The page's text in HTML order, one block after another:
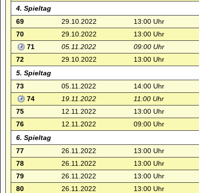
4. Spieltag
69
29.10.2022 13:00 Uhr
70
29.10.2022 13:00 Uhr
71
05.11.2022 09:00 Uhr
72
29.10.2022 13:00 Uhr
5. Spieltag
73
05.11.2022 14:00 Uhr
74
19.11.2022 11:00 Uhr
75
12.11.2022 13:00 Uhr
76
12.11.2022 09:00 Uhr
6. Spieltag
77
26.11.2022 13:00 Uhr
78
26.11.2022 13:00 Uhr
79
26.11.2022 13:00 Uhr
80
26.11.2022 13:00 Uhr